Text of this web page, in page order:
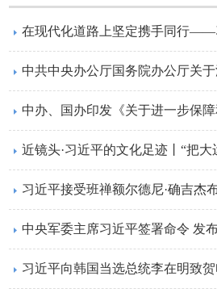
中共中央办公厅国务院办公厅关
中办、国办印发《关于进一步保
近镜头·习近平的文化足迹丨“把
习近平接受班禅额尔德尼·确吉杰
中央军委主席习近平签署命令 发
习近平向韩国当选总统李在明致